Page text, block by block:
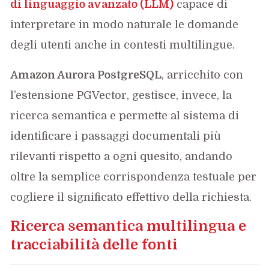
di linguaggio avanzato (LLM) capace di
interpretare in modo naturale le domande
degli utenti anche in contesti multilingue.
Amazon Aurora PostgreSQL, arricchito con
l’estensione PGVector, gestisce, invece, la
ricerca semantica e permette al sistema di
identificare i passaggi documentali più
rilevanti rispetto a ogni quesito, andando
oltre la semplice corrispondenza testuale per
cogliere il significato effettivo della richiesta.
Ricerca semantica multilingua e
tracciabilità delle fonti